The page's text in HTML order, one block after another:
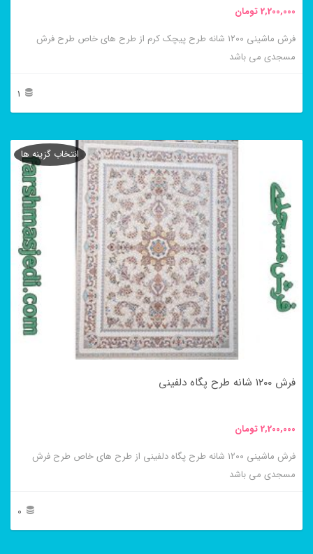
انتخاب
شوند
2,200,000تومان
فرش ماشینی ۱۲۰۰ شانه طرح پیچک کرم از طرح های خاص طرح فرش
مسجدی می باشد
1
محصول
مختلفی
باشد.
گزینه
ها
صفحه
انتخاب
شوند
فرش ۱۲۰۰ شانه طرح پگاه دلفینی
2,200,000تومان
فرش ماشینی ۱۲۰۰ شانه طرح پگاه دلفینی از طرح های خاص طرح فرش
مسجدی می باشد
0
انتخاب گزینه ها